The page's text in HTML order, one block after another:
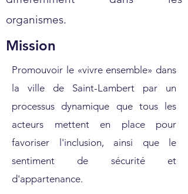
organismes.
Mission
Promouvoir le «vivre ensemble» dans
la ville de Saint-Lambert par un
processus dynamique que tous les
acteurs mettent en place pour
favoriser l'inclusion, ainsi que le
sentiment de sécurité et
d'appartenance.